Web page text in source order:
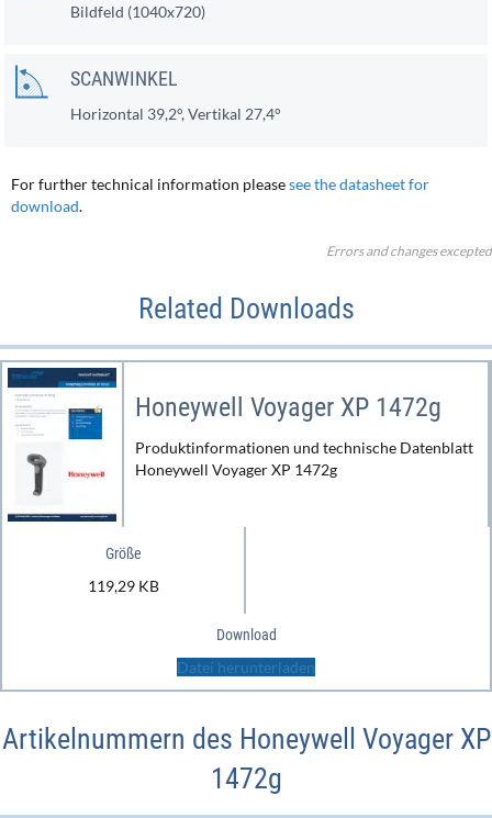
Bildfeld (1040x720)
SCANWINKEL
Horizontal 39,2°, Vertikal 27,4°
For further technical information pleasesee the datasheet for
download.
Errors and changes excepted
Related Downloads
Honeywell Voyager XP 1472g
Produktinformationen und technische Datenblatt
Honeywell Voyager XP 1472g
Größe
119,29 KB
Download
Datei herunterladen
Artikelnummern des Honeywell Voyager XP
1472g